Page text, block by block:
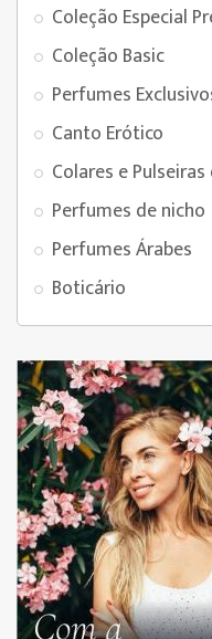
Coleção Especial
Coleção Basic
Perfumes
Canto Erótico
Colares e
Perfumes de nicho
Perfumes Árabes
Boticário